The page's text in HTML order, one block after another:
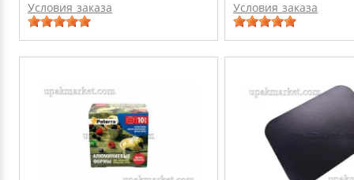
Условия заказа Условия заказа